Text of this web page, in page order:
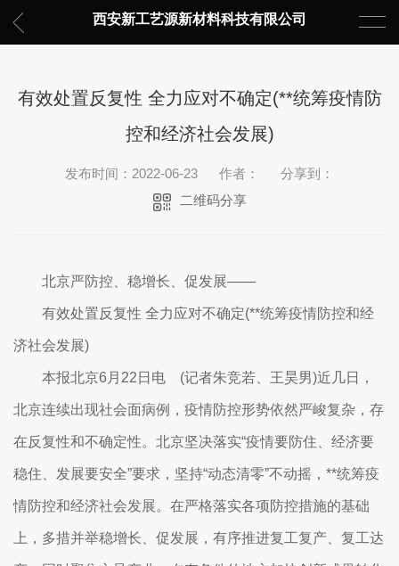
西安新工艺源新材料科技有限公司
有效处置反复性 全力应对不确定(**统筹疫情防
控和经济社会发展)
发布时间：2022-06-23 作者：
分享到：
二维码分享
北京严防控、稳增长、促发展——
有效处置反复性 全力应对不确定(**统筹疫情防控和经
济社会发展)
本报北京6月22日电 (记者朱竞若、王昊男)近几日，
北京连续出现社会面病例，疫情防控形势依然严峻复杂，存
在反复性和不确定性。北京坚决落实“疫情要防住、经济要
稳住、发展要安全”要求，坚持“动态清零”不动摇，**统筹疫
情防控和经济社会发展。在严格落实各项防控措施的基础
上，多措并举稳增长、促发展，有序推进复工复产、复工达